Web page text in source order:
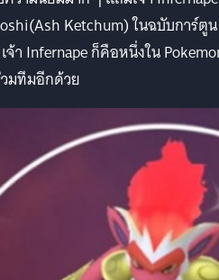
Ketchum) ในฉบับการ์ตูน
า Infernape ก็คือหนึ่งใน
มทีมอีกด้วย